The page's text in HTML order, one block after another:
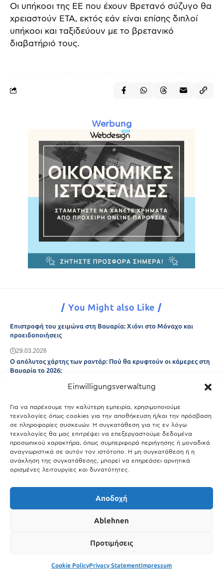
Einwilligungsverwaltung
Για να παρέχουμε την καλύτερη εμπειρία, χρησιμοποιούμε
τεχνολογίες όπως cookies για την αποθήκευση ή/και την πρόσβαση
σε πληροφορίες συσκευών. Η συγκατάθεση για τις εν λόγω
τεχνολογίες θα μας επιτρέψει να επεξεργαστούμε δεδομένα
προσωπικού χαρακτήρα, όπως συμπεριφορά περιήγησης ή μοναδικά
αναγνωριστικά σε αυτόν τον ιστότοπο. Η μη συγκατάθεση ή η
ανάκληση της συγκατάθεσης, μπορεί να επηρεάσει αρνητικά
ορισμένες λειτουργίες και δυνατότητες.
Αποδοχή
Ablehnen
Προτιμήσεις
Cookie PolicyPrivacy StatementImpressum
Οι υπήκοοι της ΕΕ που έχουν Βρετανό σύζυγο θα
χρειαστούν ΕΤΑ, εκτός εάν είναι επίσης διπλοί
υπήκοοι και ταξιδεύουν με το βρετανικό
διαβατήριό τους.
Werbung
You Might also Like
Επιστροφή του χειμώνα στη Βαυαρία: Χιόνι στο Μόναχο και
προειδοποιήσεις
29.03.2026
Ο απόλυτος χάρτης των ραντάρ: Πού θα κρυφτούν οι κάμερες στη
Βαυαρία το 2026;
Μόναχο;
25.03.2026
Θύελλα χτυπά το Μόναχο: Κίνδυνος από τους ισχυρούς ανέμους
και τις καταιγίδες
25.03.2026